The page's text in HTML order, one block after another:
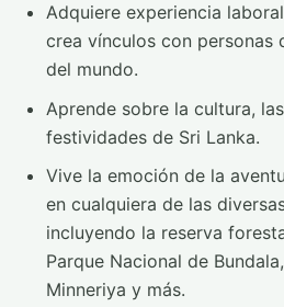
Adquiere experiencia
crea vínculos con personas
del mundo.
Aprende sobre la cultura,
festividades de Sri Lanka.
Vive la emoción de la
en cualquiera de las
incluyendo la reserva
Parque Nacional de
Minneriya y más.